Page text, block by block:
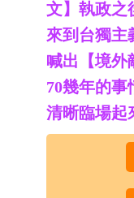
文】執政之
來到台獨主
喊出【境外
70幾年的事
清晰臨場起